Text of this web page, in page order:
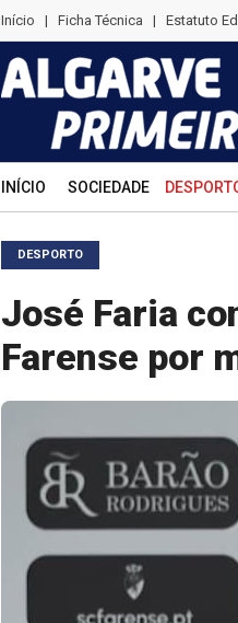
Início | Ficha Técnica | Estatuto
INÍCIO SOCIEDADE
DESPORTO
José Faria
Farense por